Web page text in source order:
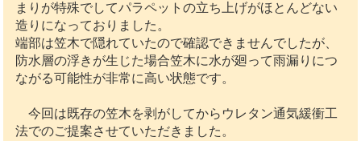
まりが特殊でしてパラペットの立ち上げがほとんどない
造りになっておりました。
端部は笠木で隠れていたので確認できませんでしたが、
防水層の浮きが生じた場合笠木に水が廻って雨漏りにつ
ながる可能性が非常に高い状態です。
今回は既存の笠木を剥がしてからウレタン通気緩衝工
法でのご提案させていただきました。